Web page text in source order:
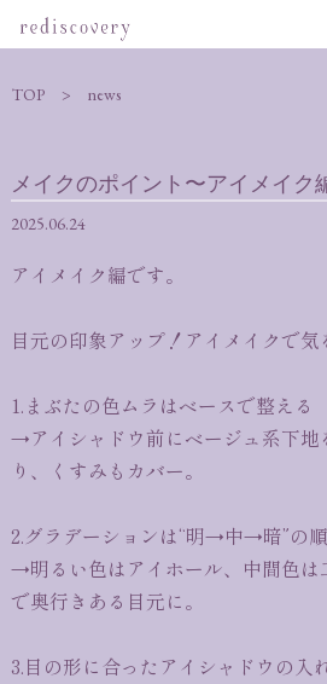
TOP news
メイクのポイント〜アイメイク
2025.06.24
アイメイク編です。
目元の印象アップ！アイメイクで気
1.まぶたの色ムラはベースで整える
→アイシャドウ前にベージュ系下地
り、くすみもカバー。
2.グラデーションは“明→中→暗”の
→明るい色はアイホール、中間色は
で奥行きある目元に。
3.目の形に合ったアイシャドウの入